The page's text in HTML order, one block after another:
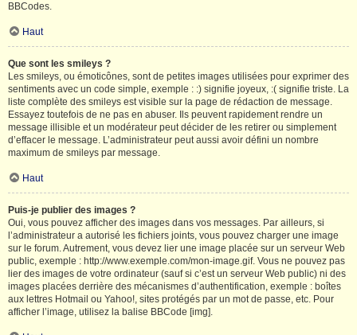
BBCodes.
Haut
Que sont les smileys ?
Les smileys, ou émoticônes, sont de petites images utilisées pour exprimer des
sentiments avec un code simple, exemple : :) signifie joyeux, :( signifie triste. La
liste complète des smileys est visible sur la page de rédaction de message.
Essayez toutefois de ne pas en abuser. Ils peuvent rapidement rendre un
message illisible et un modérateur peut décider de les retirer ou simplement
d’effacer le message. L’administrateur peut aussi avoir défini un nombre
maximum de smileys par message.
Haut
Puis-je publier des images ?
Oui, vous pouvez afficher des images dans vos messages. Par ailleurs, si
l’administrateur a autorisé les fichiers joints, vous pouvez charger une image
sur le forum. Autrement, vous devez lier une image placée sur un serveur Web
public, exemple : http://www.exemple.com/mon-image.gif. Vous ne pouvez pas
lier des images de votre ordinateur (sauf si c’est un serveur Web public) ni des
images placées derrière des mécanismes d’authentification, exemple : boîtes
aux lettres Hotmail ou Yahoo!, sites protégés par un mot de passe, etc. Pour
afficher l’image, utilisez la balise BBCode [img].